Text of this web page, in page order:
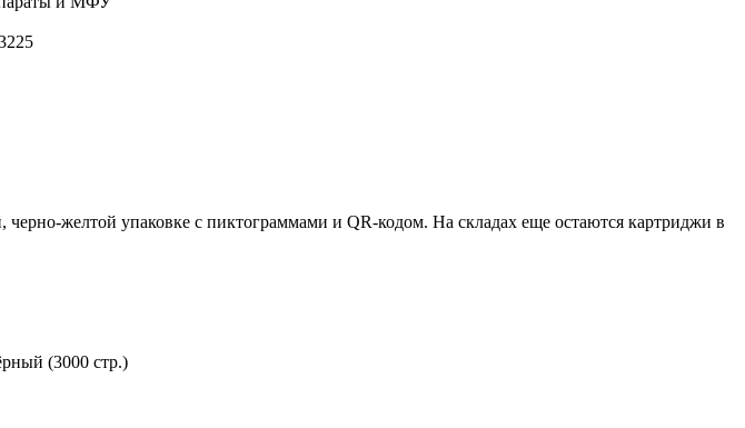
желтой упаковке с пиктограммами и QR-кодом. На складах еще остаются картриджи в
(3000 стр.)